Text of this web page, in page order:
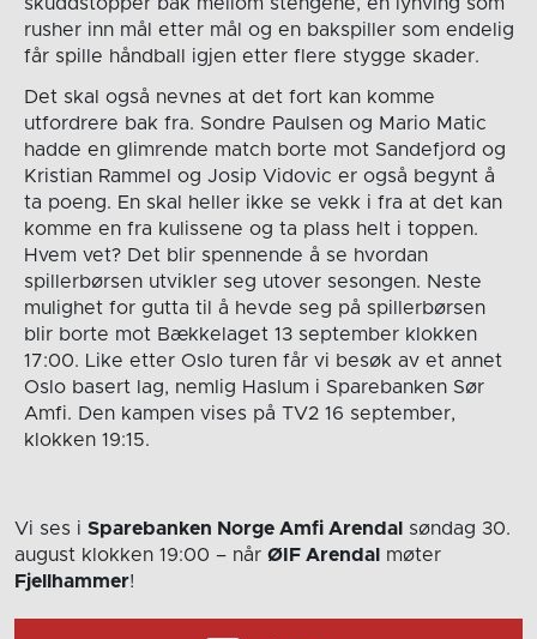
rusher inn mål etter mål og en bakspiller som endelig
får spille håndball igjen etter flere stygge skader.
Det skal også nevnes at det fort kan komme
utfordrere bak fra. Sondre Paulsen og Mario Matic
hadde en glimrende match borte mot Sandefjord og
Kristian Rammel og Josip Vidovic er også begynt å
ta poeng. En skal heller ikke se vekk i fra at det kan
komme en fra kulissene og ta plass helt i toppen.
Hvem vet? Det blir spennende å se hvordan
spillerbørsen utvikler seg utover sesongen. Neste
mulighet for gutta til å hevde seg på spillerbørsen
blir borte mot Bækkelaget 13 september klokken
17:00. Like etter Oslo turen får vi besøk av et annet
Oslo basert lag, nemlig Haslum i Sparebanken Sør
Amfi. Den kampen vises på TV2 16 september,
klokken 19:15.
Vi ses i Sparebanken Norge Amfi Arendal søndag 30.
august klokken 19:00 – når ØIF Arendal møter
Fjellhammer!